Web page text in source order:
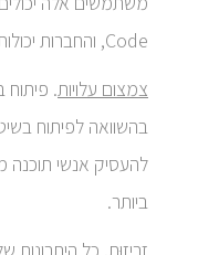
Code, והחברות יכולות לפתח כישרונות מתוך הארגון.
צמצום עלויות
בהשוואה לפיתוח
להעסיק אנשי תוכנה
ביותר.